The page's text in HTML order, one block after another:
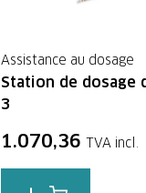
Assistance au dosage
Station de dosage
3
1.070,36 TVA incl.